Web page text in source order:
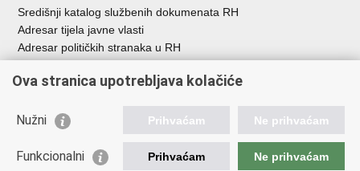
Središnji katalog službenih dokumenata RH
Adresar tijela javne vlasti
Adresar političkih stranaka u RH
Besplatni telefoni javne uprave
Važne poveznice
Vlada Republike Hrvatske
Ova stranica upotrebljava kolačiće
Nužni Prihvaćam Ne prihvaćam
Funkcionalni Prihvaćam Ne prihvaćam